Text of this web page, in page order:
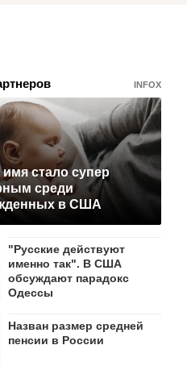
INFOX
имя стало супер
среди
в США
"Русские действуют
именно так". В США
обсуждают парадокс
Одессы
Назван размер средней
пенсии в России